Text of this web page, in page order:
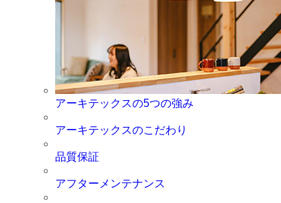
アーキテックスの5つの強み
アーキテックスのこだわり
品質保証
アフターメンテナンス